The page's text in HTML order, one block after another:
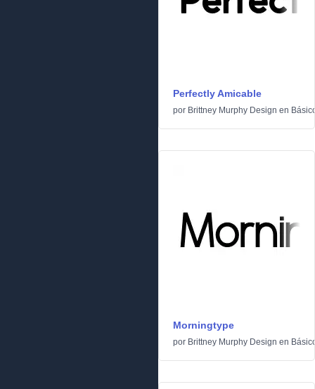
Perfectly Amicable
por Brittney Murphy Design en
Morningtype
por Brittney Murphy Design en